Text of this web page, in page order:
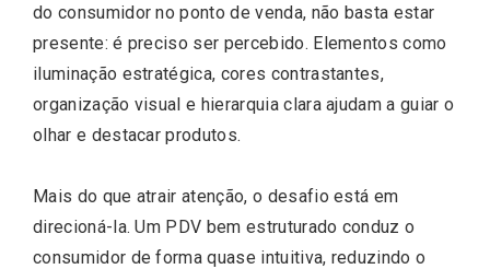
do consumidor no ponto de venda, não basta estar
presente: é preciso ser percebido. Elementos como
iluminação estratégica, cores contrastantes,
organização visual e hierarquia clara ajudam a guiar o
olhar e destacar produtos.
Mais do que atrair atenção, o desafio está em
direcioná-la. Um PDV bem estruturado conduz o
consumidor de forma quase intuitiva, reduzindo o